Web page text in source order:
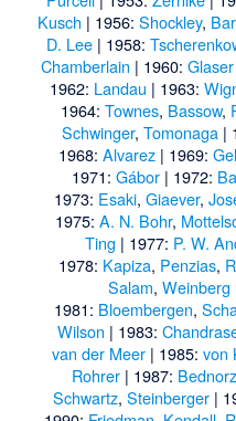
Kusch | 1956: Shockley,
D. Lee | 1958:
Chamberlain | 1960: Glaser
1962: Landau | 1963:
1964: Townes, Bassow,
Schwinger, Tomonaga|
1968: Alvarez| 1969:
1971: Gábor| 1972:
1973: Esaki, Giaever,
1975: A. N. Bohr,
Ting | 1977: P. W.
1978: Kapiza, Penzias,
Salam, Weinberg
1981: Bloembergen,
Wilson | 1983:
van der Meer | 1985: von
Rohrer | 1987: Bednorz
Schwartz, Steinberger |